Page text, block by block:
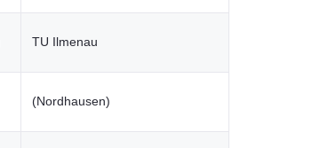
TU Ilmenau
(Nordhausen)